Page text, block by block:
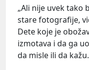
„Ali nije uvek tako
stare fotografije,
Dete koje je
izmotava i da ga
da misle ili da